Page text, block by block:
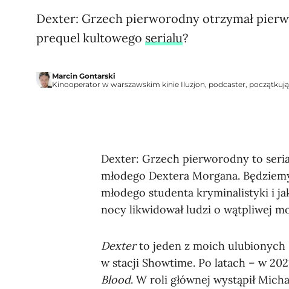
Dexter: Grzech pierworodny otrzymał
prequel kultowego serialu?
Marcin Gontarski
Kinooperator w warszawskim kinie Iluzjon, podcaster,
Dexter: Grzech pierworodny to
młodego Dextera Morgana.
młodego studenta kryminalistyki i
nocy likwidował ludzi o wątpliwej
Dexterto jeden z moich ulubionych
w stacji Showtime. Po latach – w
Blood. W roli głównej wystąpił